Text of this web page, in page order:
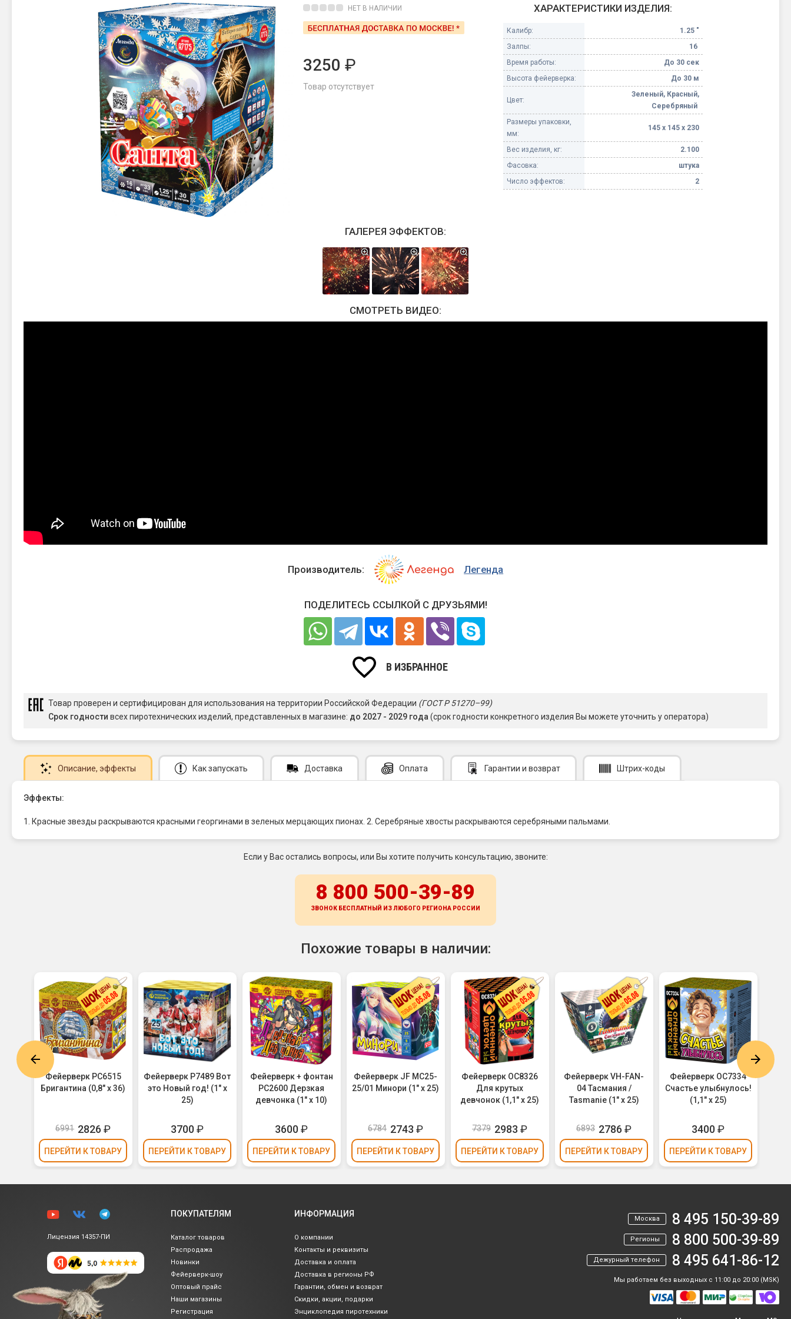
Новинки 2025/26
Фейерверки на свадьбу
Фейерверк-шоу
Батареи салютов
Батареи салютов
Маленькие фейерверки
Средние фейерверки
Большие фейерверки
Петарды
Терочные
Фитильные
Лимонки, гранаты
Корсары
Летающие и наземные
Бабочки, пчелы
Жуки
Циркоблицы
Цветной дым и огонь
Бенгальские огни малые
Бенгальские огни большие
Фонтаны пиротехнические
Фонтаны в торт (холодные)
Фонтаны сценические (холодные)
Фестивальные шары
Небесные фонарики
Оборудование для
спецэффектов
Елочные гирлянды
Фейерверк-шоу
НЕТ В НАЛИЧИИ
3250 ₽
Товар отсутствует
ХАРАКТЕРИСТИКИ ИЗДЕЛИЯ:
Калибр:
1.25 "
Залпы:
16
Время работы:
До 30 сек
Высота фейерверка:
До 30 м
Цвет:
Зеленый, Красный,
Серебряный
Размеры упаковки,
мм:
145 х 145 х 230
Вес изделия, кг:
2.100
Фасовка:
штука
Число эффектов:
2
ГАЛЕРЕЯ ЭФФЕКТОВ:
СМОТРЕТЬ ВИДЕО:
Производитель: Легенда
ПОДЕЛИТЕСЬ ССЫЛКОЙ С ДРУЗЬЯМИ!
В ИЗБРАННОЕ
Товар проверен и сертифицирован для использования на территории Российской Федерации (ГОСТ Р 51270–99)
Срок годности всех пиротехнических изделий, представленных в магазине: до 2027 - 2029 года (срок годности конкретного изделия Вы можете уточнить у оператора)
Описание, эффекты Как запускать Доставка Оплата Гарантии и возврат Штрих-коды
Эффекты:
1. Красные звезды раскрываются красными георгинами в зеленых мерцающих пионах. 2. Серебряные хвосты раскрываются серебряными пальмами.
Если у Вас остались вопросы, или Вы хотите получить консультацию, звоните:
8 800 500-39-89
ЗВОНОК БЕСПЛАТНЫЙ ИЗ ЛЮБОГО РЕГИОНА РОССИИ
Похожие товары в наличии:
Фейерверк РС6515
Бригантина (0,8" х 36)
6991 2826 ₽
ПЕРЕЙТИ К ТОВАРУ
Фейерверк Р7489 Вот
это Новый год! (1" х
25)
3700₽
ПЕРЕЙТИ К ТОВАРУ
Фейерверк + фонтан
РС2600 Дерзкая
девчонка (1" х 10)
3600₽
ПЕРЕЙТИ К ТОВАРУ
Фейерверк JF MC25-
25/01 Минори (1" х 25)
6784 2743 ₽
ПЕРЕЙТИ К ТОВАРУ
Фейерверк ОС8326
Для крутых
девчонок (1,1" х 25)
7379 2983 ₽
ПЕРЕЙТИ К ТОВАРУ
Фейерверк VH-FAN-
04 Тасмания /
Tasmanie (1" х 25)
6893 2786 ₽
ПЕРЕЙТИ К ТОВАРУ
Фейерверк ОС7334
Счастье улыбнулось!
(1,1" х 25)
3400₽
ПЕРЕЙТИ К ТОВАРУ
Лицензия 14357-ПИ
ПОКУПАТЕЛЯМ
Каталог товаров
Распродажа
Новинки
Фейерверк-шоу
Оптовый прайс
Наши магазины
Регистрация
ИНФОРМАЦИЯ
О компании
Контакты и реквизиты
Доставка и оплата
Доставка в регионы РФ
Гарантии, обмен и возврат
Скидки, акции, подарки
Энциклопедия пиротехники
Москва 8 495 150-39-89
Регионы 8 800 500-39-89
Дежурный телефон 8 495 641-86-12
Мы работаем без выходных с 11:00 до 20:00 (MSK)